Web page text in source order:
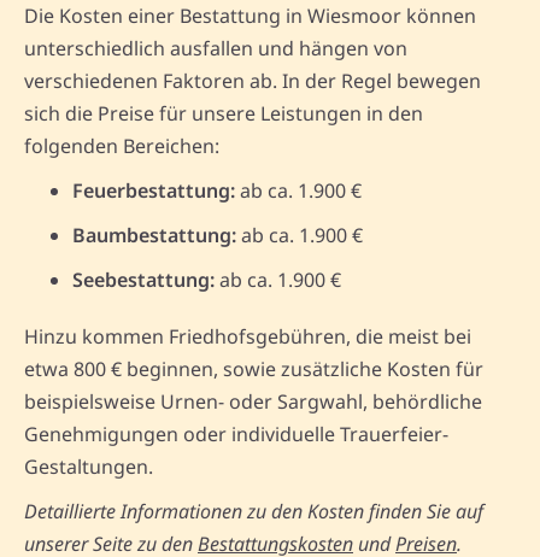
Die Kosten einer Bestattung in Wiesmoor können
unterschiedlich ausfallen und hängen von
verschiedenen Faktoren ab. In der Regel bewegen
sich die Preise für unsere Leistungen in den
folgenden Bereichen:
Feuerbestattung:ab ca. 1.900 €
Baumbestattung:ab ca. 1.900 €
Seebestattung:ab ca. 1.900 €
Hinzu kommen Friedhofsgebühren, die meist bei
etwa 800 € beginnen, sowie zusätzliche Kosten für
beispielsweise Urnen- oder Sargwahl, behördliche
Genehmigungen oder individuelle Trauerfeier-
Gestaltungen.
Detaillierte Informationen zu den Kosten finden Sie auf
unserer Seite zu denBestattungskosten undPreisen.